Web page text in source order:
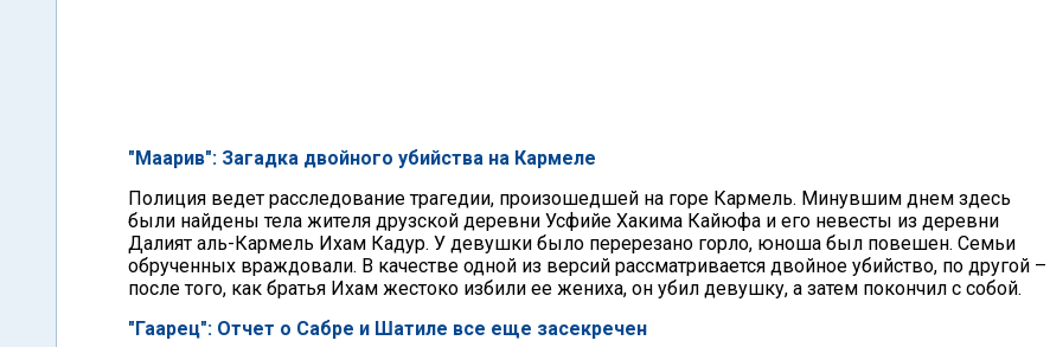
"Маарив": Загадка двойного убийства на Кармеле
Полиция ведет расследование трагедии, произошедшей на горе Кармель. Минувшим днем здесь
были найдены тела жителя друзской деревни Усфийе Хакима Кайюфа и его невесты из деревни
Далият аль-Кармель Ихам Кадур. У девушки было перерезано горло, юноша был повешен. Семьи
обрученных враждовали. В качестве одной из версий рассматривается двойное убийство, по другой –
после того, как братья Ихам жестоко избили ее жениха, он убил девушку, а затем покончил с собой.
"Гаарец": Отчет о Сабре и Шатиле все еще засекречен